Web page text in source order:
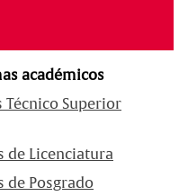
académicos
Técnico Superior
de Licenciatura
de Posgrado